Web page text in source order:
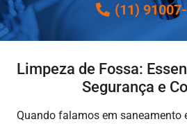
(11)
Limpeza de Fossa:
Segurança e
Quando falamos em saneamento